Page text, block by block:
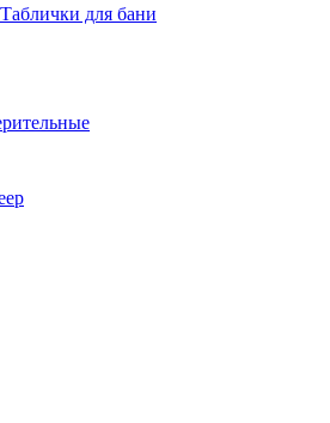
Таблички для бани